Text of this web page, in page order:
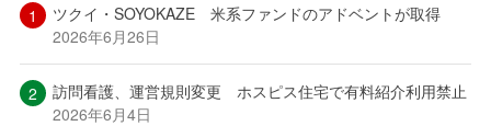
ツクイ・SOYOKAZE 米系ファンドのアドベントが取得
2026年6月26日
訪問看護、運営規則変更 ホスピス住宅で有料紹介利用禁止
2026年6月4日